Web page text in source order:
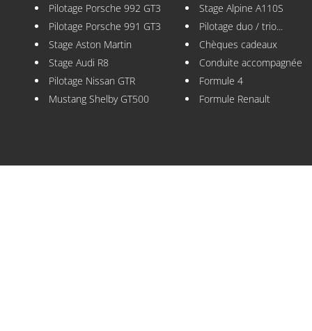
Pilotage Porsche 992 GT3
Pilotage Porsche 991 GT3
Stage Aston Martin
Stage Audi R8
Pilotage Nissan GTR
Mustang Shelby GT500
Stage Alpine A110S
Pilotage duo / trio...
Chèques cadeaux
Conduite accompagnée
Formule 4
Formule Renault